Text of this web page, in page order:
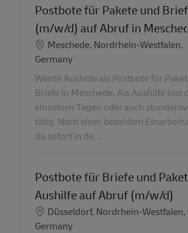
Postbote für Pakete und
(m/w/d) auf Abruf in
Standort
Meschede, Nordrhein-Westfalen,
Germany
Werde Aushilfe als Postbote für
Briefe in Meschede. Als Aushilfe bist
einzelnen Tagen oder auch
tätig. Nach einer bezahlten
du sofort in de...
Postbote für Briefe und
Aushilfe auf Abruf (m/w/d)
Standort
Düsseldorf, Nordrhein-Westfalen,
Germany